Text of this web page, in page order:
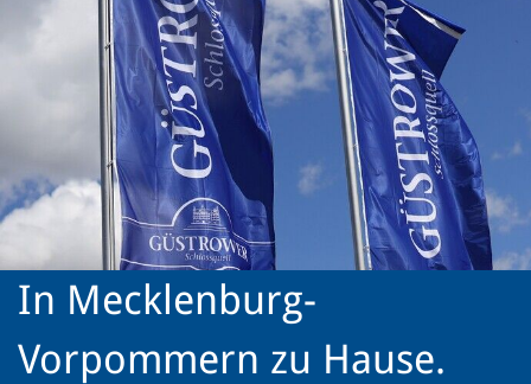
In Mecklenburg-
Vorpommern zu Hause.